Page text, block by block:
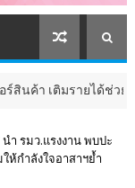
ยได้ช่วยเศรษฐกิจไท
นำ รมว.แรงงาน พบปะ
ห้กำลังใจอาสาฯย้ำ